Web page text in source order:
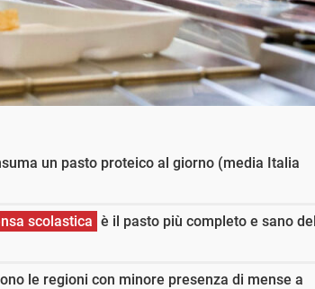
un pasto proteico al giorno (media Italia
scolastica è il pasto più completo e sano
le regioni con minore presenza di mense a